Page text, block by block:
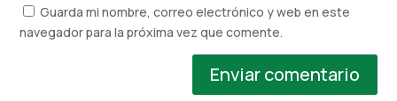
Guarda mi nombre, correo electrónico y web en este
navegador para la próxima vez que comente.
Enviar comentario